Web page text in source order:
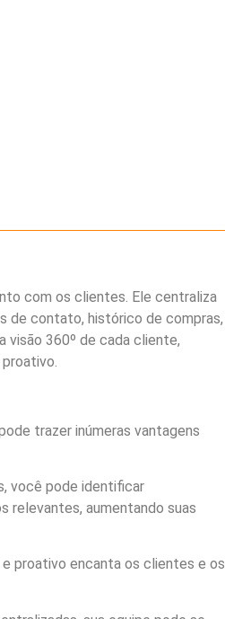
com os clientes. Ele centraliza
de contato, histórico de compras,
visão 360º de cada cliente,
trazer inúmeras vantagens
você pode identificar
relevantes, aumentando suas
proativo encanta os clientes e os